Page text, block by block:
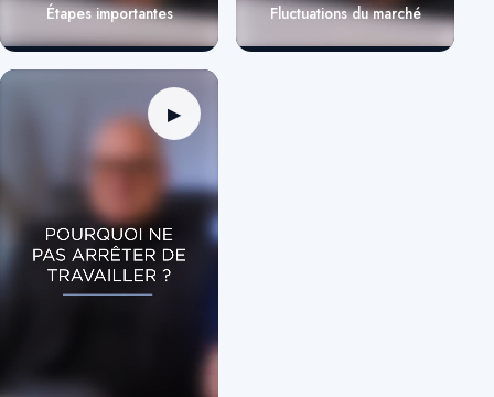
Étapes importantes Fluctuations du marché
▶